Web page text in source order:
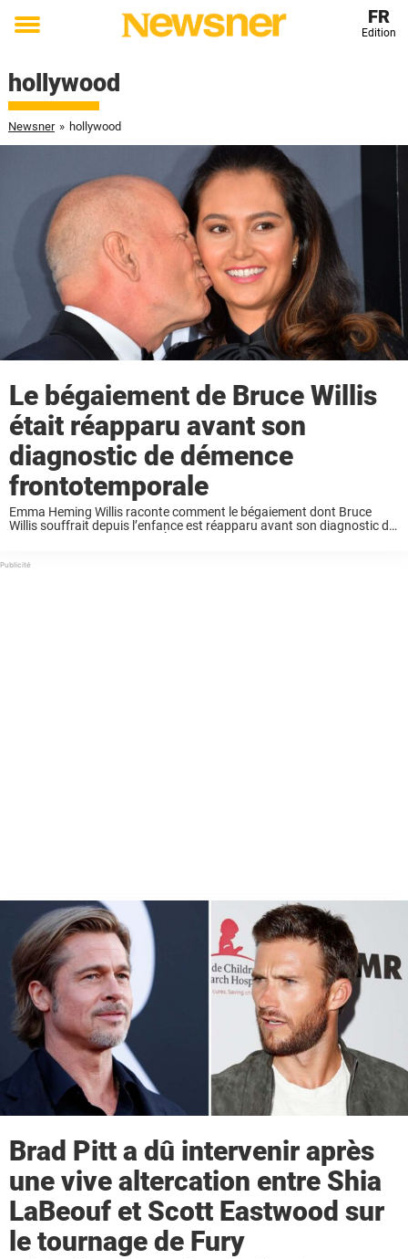
Toggle
FR
Edition
hollywood
Newsner » hollywood
Le bégaiement de Bruce Willis
était réapparu avant son
diagnostic de démence
frontotemporale
Emma Heming Willis raconte comment le bégaiement dont Bruce
Willis souffrait depuis l’enfance est réapparu avant son diagnostic de
Brad Pitt a dû intervenir après
une vive altercation entre Shia
LaBeouf et Scott Eastwood sur
le tournage de Fury